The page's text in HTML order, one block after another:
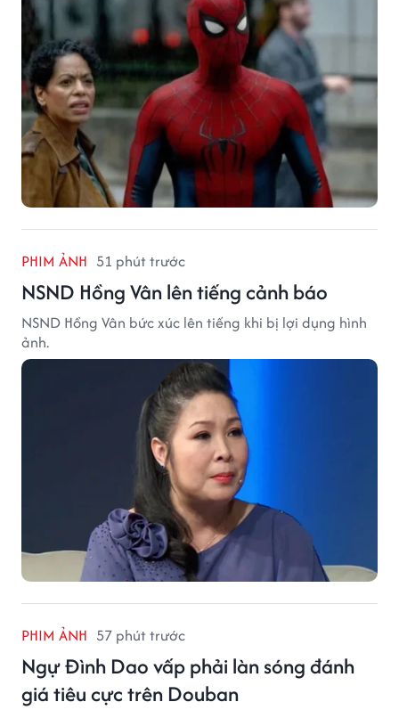
PHIM ẢNH 51 phút trước
NSND Hồng Vân lên tiếng cảnh báo
NSND Hồng Vân bức xúc lên tiếng khi bị lợi dụng hình
ảnh.
PHIM ẢNH 57 phút trước
Ngự Đình Dao vấp phải làn sóng đánh
giá tiêu cực trên Douban